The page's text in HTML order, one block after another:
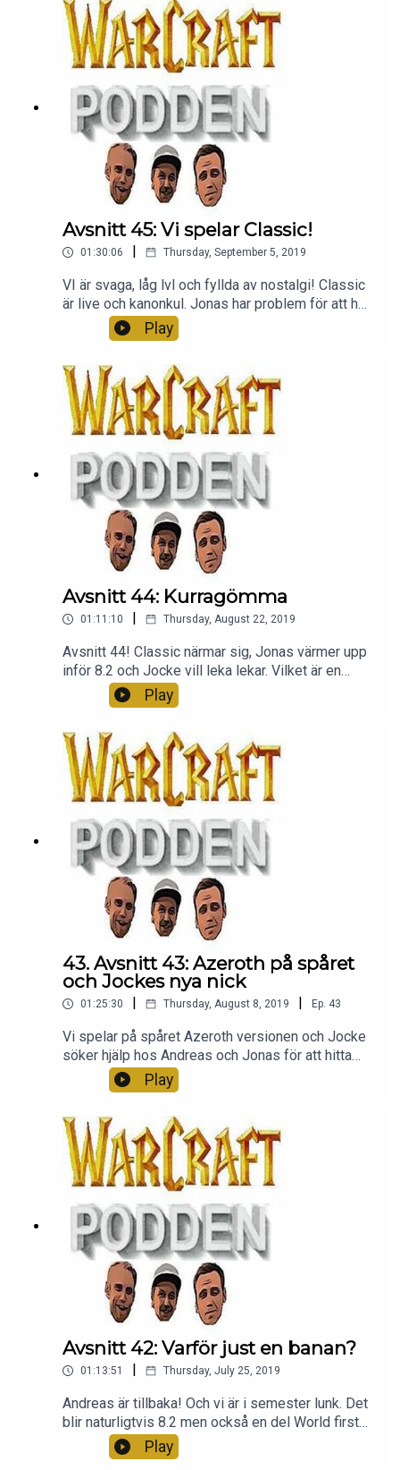
Avsnitt 45: Vi spelar Classic!
01:30:06 | Thursday, September 5, 2019
VI är svaga, låg lvl och fyllda av nostalgi! Classic
är live och kanonkul. Jonas har problem för att han
är svag som warrior, Andreas är 50/50 och Jokes
är kung. Tur att det är han som klipper. Utan mer
dröjsmål. Här kommer avsnitt 55 av
Warcraftpodden tillsammans med Acast.
Play
Avsnitt 44: Kurragömma
01:11:10 Thursday, August 22, 2019
Avsnitt 44! Classic närmar sig, Jonas värmer upp
inför 8.2 och Jocke vill leka lekar. Vilket är en
skitkul idé. Lyssna så får ni höra. Litar på er. Ni är
bäst. Tack för att ni lyssnar <3
Play
43. Avsnitt 43: Azeroth på spåret
och Jockes nya nick
01:25:30 Thursday, August 8, 2019 Ep. 43
Vi spelar på spåret Azeroth versionen och Jocke
söker hjälp hos Andreas och Jonas för att hitta
sitt nya nickname. Fun to be had! Lovar. Tack för
att ni lyssnar.
Play
Avsnitt 42: Varför just en banan?
01:13:51 Thursday, July 25, 2019
Andreas är tillbaka! Och vi är i semester lunk. Det
blir naturligtvis 8.2 men också en del World first
race. Men också lite IRL eftersom vi alla har
träffats i Örebro
Play